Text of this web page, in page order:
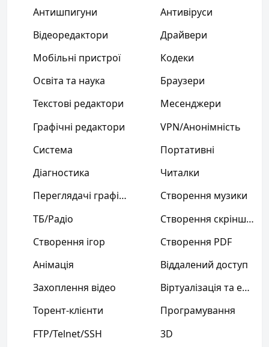
Антишпигуни
Антивіруси
Відеоредактори
Драйвери
Мобільні пристрої
Кодеки
Освіта та наука
Браузери
Текстові редактори
Месенджери
Графічні редактори
VPN/Анонімність
Система
Портативні
Діагностика
Читалки
Переглядачі графіки
Створення музики
ТБ/Радіо
Створення скріншотів
Створення ігор
Створення PDF
Анімація
Віддалений доступ
Захоплення відео
Віртуалізація та емуляція
Торент-клієнти
Програмування
FTP/Telnet/SSH
3D